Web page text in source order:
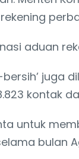
aduan
juga
kontak
untuk
bulan